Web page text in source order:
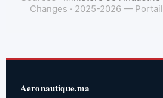
Changes · 2025-2026 — Portail
Aeronautique.ma